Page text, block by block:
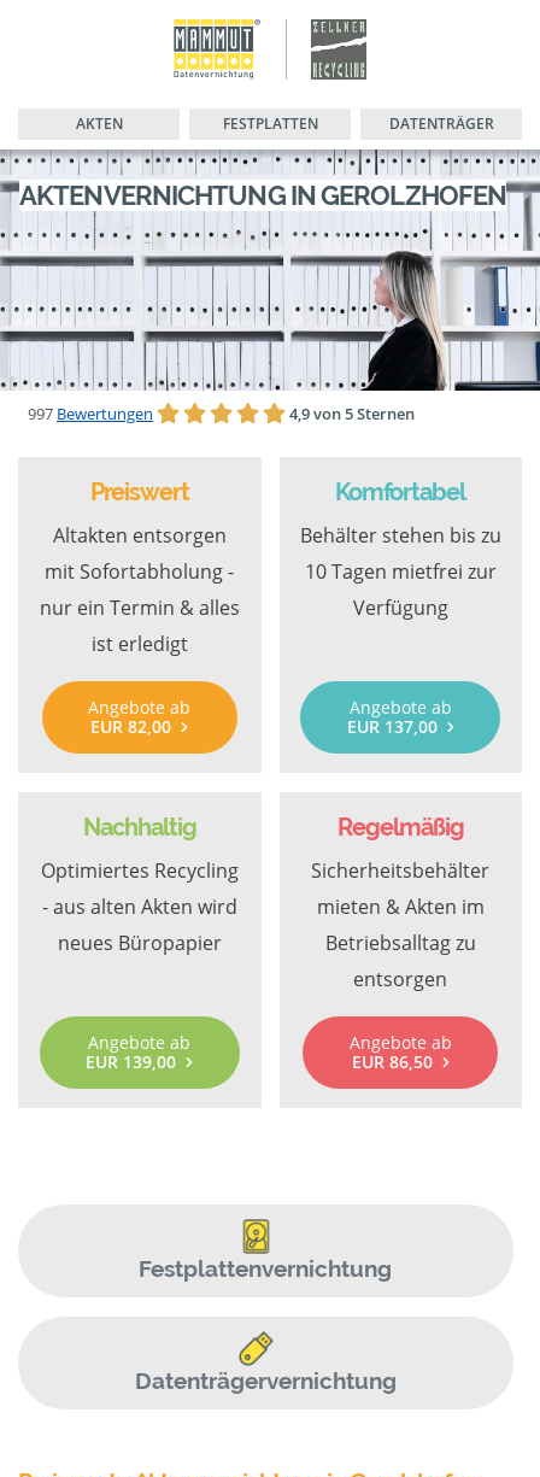
AKTEN FESTPLATTEN DATENTRÄGER
AKTENVERNICHTUNG IN GEROLZHOFEN
997 Bewertungen 4,9 von 5 Sternen
Preiswert
Altakten entsorgen
mit Sofortabholung -
nur ein Termin & alles
ist erledigt
Angebote ab
EUR 82,00
Komfortabel
Behälter stehen bis zu
10 Tagen mietfrei zur
Verfügung
Angebote ab
EUR 137,00
Nachhaltig
Optimiertes Recycling
- aus alten Akten wird
neues Büropapier
Angebote ab
EUR 139,00
Regelmäßig
Sicherheitsbehälter
mieten & Akten im
Betriebsalltag zu
entsorgen
Angebote ab
EUR 86,50
Festplattenvernichtung
Datenträgervernichtung